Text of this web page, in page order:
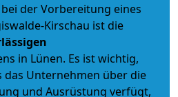
der Vorbereitung eines
Kirschau ist die
in Lünen. Es ist wichtig,
das Unternehmen über die
und Ausrüstung verfügt,